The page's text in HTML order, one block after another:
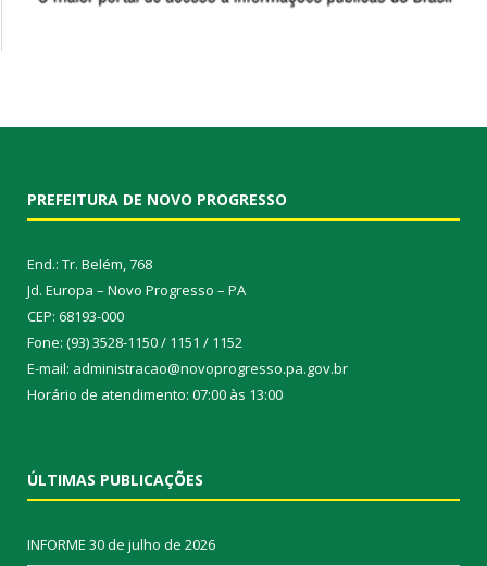
PREFEITURA DE NOVO PROGRESSO
End.: Tr. Belém, 768
Jd. Europa – Novo Progresso – PA
CEP: 68193-000
Fone: (93) 3528-1150 / 1151 / 1152
E-mail: administracao@novoprogresso.pa.gov.br
Horário de atendimento: 07:00 às 13:00
ÚLTIMAS PUBLICAÇÕES
INFORME 30 de julho de 2026